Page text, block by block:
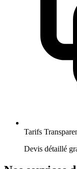
Tarifs
Devis détaillé